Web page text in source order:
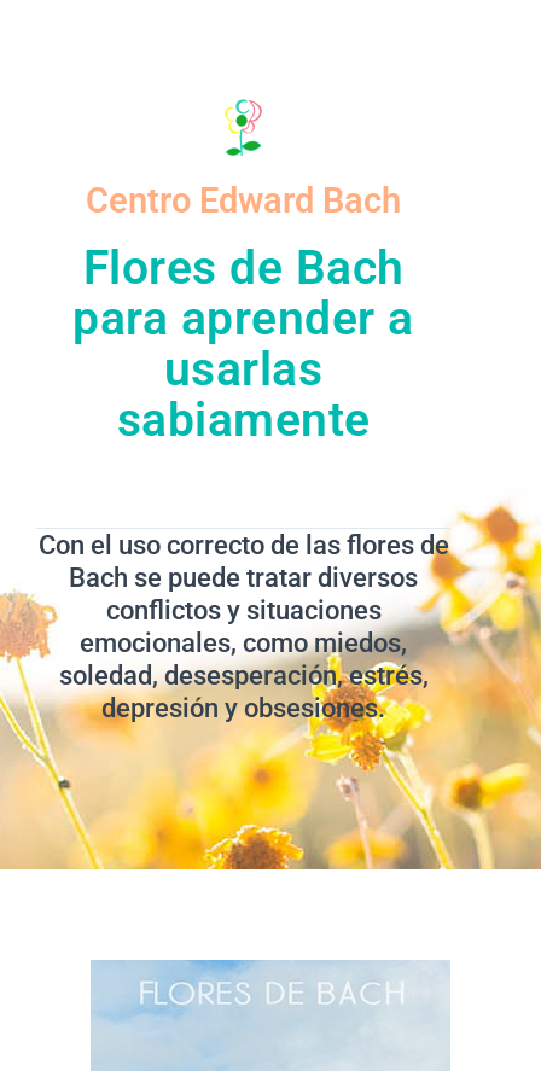
Centro Edward Bach
Flores de Bach
para aprender a
usarlas
sabiamente
Con el uso correcto de las flores de
Bach se puede tratar diversos
conflictos y situaciones
emocionales, como miedos,
soledad, desesperación, estrés,
depresión y obsesiones.